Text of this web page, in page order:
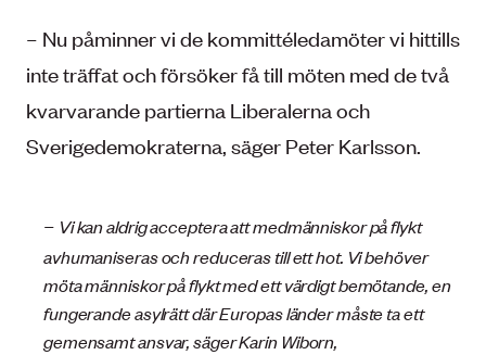
– Nu påminner vi de kommittéledamöter vi hittills
inte träffat och försöker få till möten med de två
kvarvarande partierna Liberalerna och
Sverigedemokraterna, säger Peter Karlsson.
– Vi kan aldrig acceptera att medmänniskor på flykt
avhumaniseras och reduceras till ett hot. Vi behöver
möta människor på flykt med ett värdigt bemötande, en
fungerande asylrätt där Europas länder måste ta ett
gemensamt ansvar, säger Karin Wiborn,